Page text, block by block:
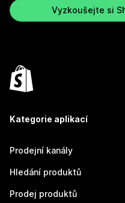
Vyzkoušejte si
Kategorie aplikací
Prodejní kanály
Hledání produktů
Prodej produktů